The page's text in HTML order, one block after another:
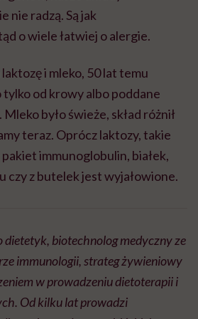
nie radzą. Są jak
o wiele łatwiej o alergie.
i mleko, 50 lat temu
tylko od krowy albo poddane
było świeże, skład różnił
teraz. Oprócz laktozy, takie
immunoglobulin, białek,
czy z butelek jest wyjałowione.
dietetyk, biotechnolog medyczny ze
immunologii, strateg żywieniowy
w prowadzeniu dietoterapii i
Od kilku lat prowadzi